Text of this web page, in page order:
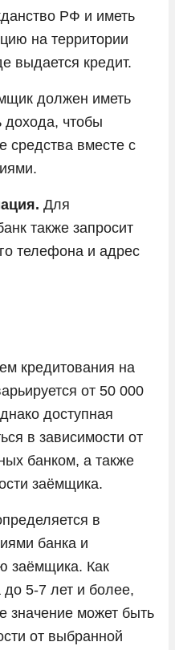
РФ и иметь
на территории
выдается кредит.
должен иметь
дохода, чтобы
средства вместе с
Для
также запросит
телефона и адрес
кредитования на
от 50 000
доступная
в зависимости от
банком, а также
заёмщика.
в
банка и
заёмщика. Как
5-7 лет и более,
значение может быть
от выбранной